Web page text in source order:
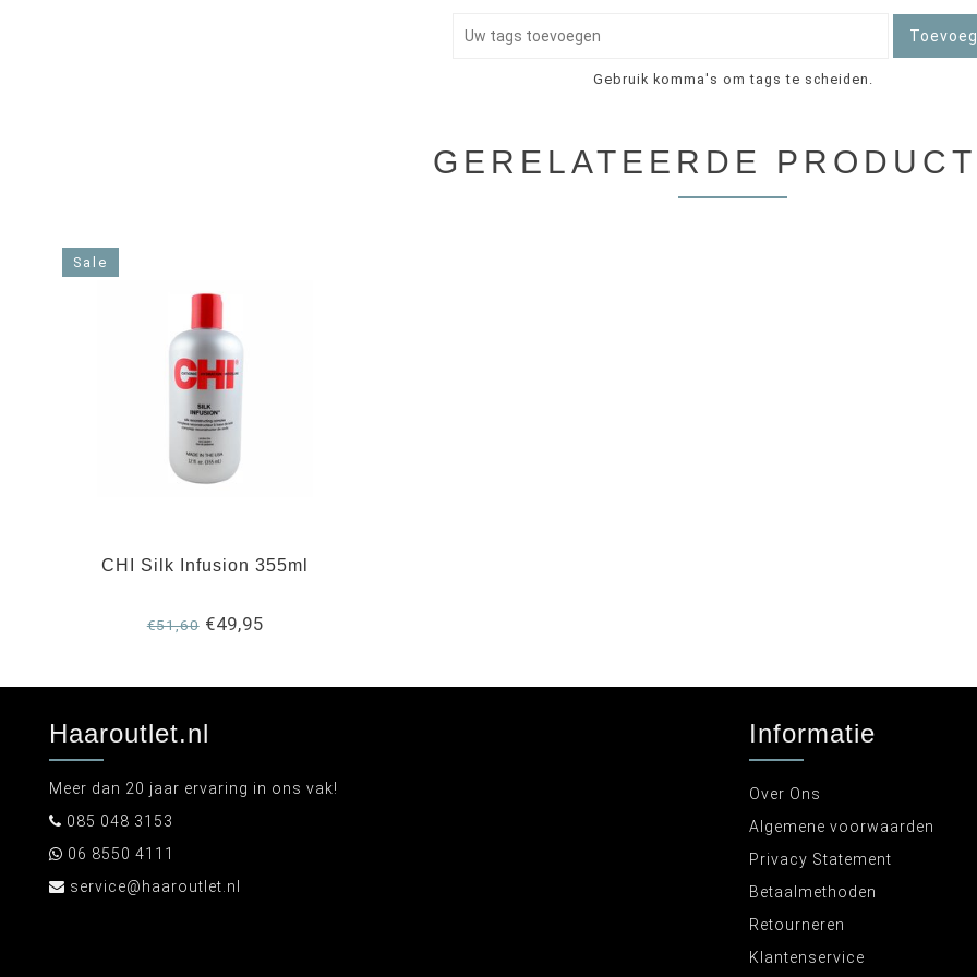
Gebruik komma's om tags te scheiden.
GERELATEERDE
Sale
CHI Silk Infusion 355ml
€51,60€49,95
Haaroutlet.nl
Meer dan 20 jaar ervaring in ons vak!
085 048 3153
06 8550 4111
service@haaroutlet.nl
Informatie
Over Ons
Algemene voorwaarden
Privacy Statement
Betaalmethoden
Retourneren
Klantenservice